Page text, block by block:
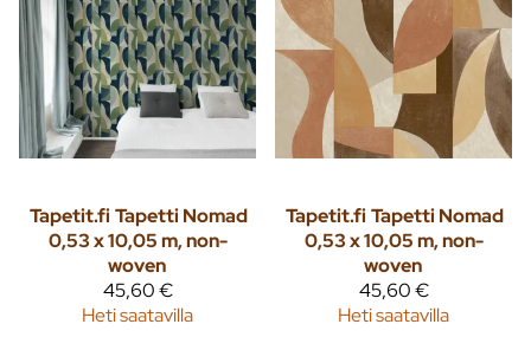
Tapetit.fiTapetti Nomad
0,53 x 10,05 m, non-
woven
45,60 €
Heti saatavilla
Tapetit.fiTapetti Nomad
0,53 x 10,05 m, non-
woven
45,60 €
Heti saatavilla